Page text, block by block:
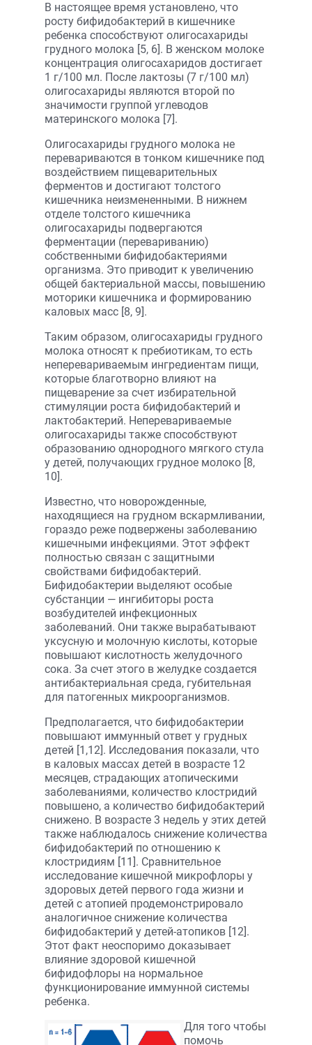
В настоящее время установлено, что
росту бифидобактерий в кишечнике
ребенка способствуют олигосахариды
грудного молока [5, 6]. В женском молоке
концентрация олигосахаридов достигает
1 г/100 мл. После лактозы (7 г/100 мл)
олигосахариды являются второй по
значимости группой углеводов
материнского молока [7].
Олигосахариды грудного молока не
перевариваются в тонком кишечнике под
воздействием пищеварительных
ферментов и достигают толстого
кишечника неизмененными. В нижнем
отделе толстого кишечника
олигосахариды подвергаются
ферментации (перевариванию)
собственными бифидобактериями
организма. Это приводит к увеличению
общей бактериальной массы, повышению
моторики кишечника и формированию
каловых масс [8, 9].
Таким образом, олигосахариды грудного
молока относят к пребиотикам, то есть
неперевариваемым ингредиентам пищи,
которые благотворно влияют на
пищеварение за счет избирательной
стимуляции роста бифидобактерий и
лактобактерий. Неперевариваемые
олигосахариды также способствуют
образованию однородного мягкого стула
у детей, получающих грудное молоко [8,
10].
Известно, что новорожденные,
находящиеся на грудном вскармливании,
гораздо реже подвержены заболеванию
кишечными инфекциями. Этот эффект
полностью связан с защитными
свойствами бифидобактерий.
Бифидобактерии выделяют особые
субстанции — ингибиторы роста
возбудителей инфекционных
заболеваний. Они также вырабатывают
уксусную и молочную кислоты, которые
повышают кислотность желудочного
сока. За счет этого в желудке создается
антибактериальная среда, губительная
для патогенных микроорганизмов.
Предполагается, что бифидобактерии
повышают иммунный ответ у грудных
детей [1,12]. Исследования показали, что
в каловых массах детей в возрасте 12
месяцев, страдающих атопическими
заболеваниями, количество клостридий
повышено, а количество бифидобактерий
снижено. В возрасте 3 недель у этих детей
также наблюдалось снижение количества
бифидобактерий по отношению к
клостридиям [11]. Сравнительное
исследование кишечной микрофлоры у
здоровых детей первого года жизни и
детей с атопией продемонстрировало
аналогичное снижение количества
бифидобактерий у детей-атопиков [12].
Этот факт неоспоримо доказывает
влияние здоровой кишечной
бифидофлоры на нормальное
функционирование иммунной системы
ребенка.
Для того чтобы
помочь